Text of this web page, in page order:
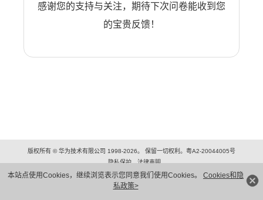
本站点使用Cookies，继续浏览表示您同意我们使用Cookies。 Cookies和隐
私政策>
感谢您的支持与关注，期待下次问卷能收到您
的宝贵反馈！
版权所有 © 华为技术有限公司 1998-2026。 保留一切权利。粤A2-20044005号
隐私保护
法律声明